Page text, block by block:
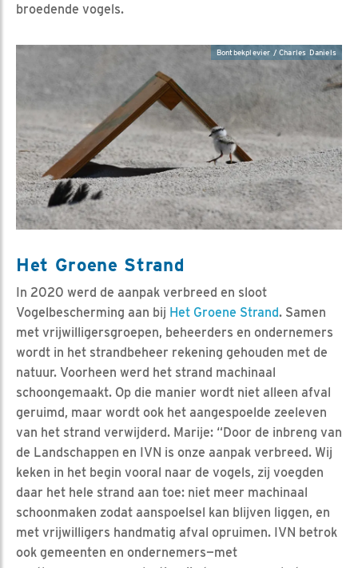
broedende vogels.
Bontbekplevier / Charles Daniels
Het Groene Strand
In 2020 werd de aanpak verbreed en sloot
Vogelbescherming aan bij Het Groene Strand. Samen
met vrijwilligersgroepen, beheerders en ondernemers
wordt in het strandbeheer rekening gehouden met de
natuur. Voorheen werd het strand machinaal
schoongemaakt. Op die manier wordt niet alleen afval
geruimd, maar wordt ook het aangespoelde zeeleven
van het strand verwijderd. Marije: “Door de inbreng van
de Landschappen en IVN is onze aanpak verbreed. Wij
keken in het begin vooral naar de vogels, zij voegden
daar het hele strand aan toe: niet meer machinaal
schoonmaken zodat aanspoelsel kan blijven liggen, en
met vrijwilligers handmatig afval opruimen. IVN betrok
ook gemeenten en ondernemers—met